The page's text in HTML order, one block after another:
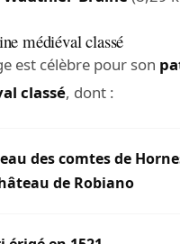
médiéval classé
est célèbre pour son
classé, dont :
des comtes de
de Robiano